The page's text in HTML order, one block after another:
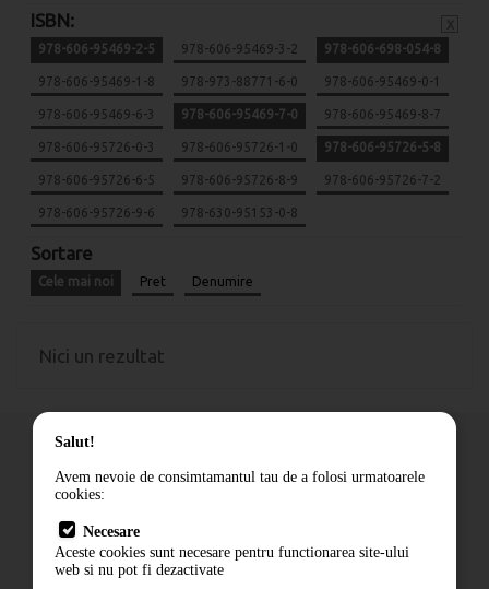
ISBN:
978-606-95469-2-5 978-606-95469-3-2 978-606-698-054-8
978-606-95469-1-8 978-973-88771-6-0 978-606-95469-0-1
978-606-95469-6-3 978-606-95469-7-0 978-606-95469-8-7
978-606-95726-0-3 978-606-95726-1-0 978-606-95726-5-8
978-606-95726-6-5 978-606-95726-8-9 978-606-95726-7-2
978-606-95726-9-6 978-630-95153-0-8
Sortare
Cele mai noi Pret Denumire
Nici un rezultat
Cum comand
Livrare
Contact
Salut!
Avem nevoie de consimtamantul tau de a folosi urmatoarele
cookies:
Necesare
Aceste cookies sunt necesare pentru functionarea site-ului
web si nu pot fi dezactivate